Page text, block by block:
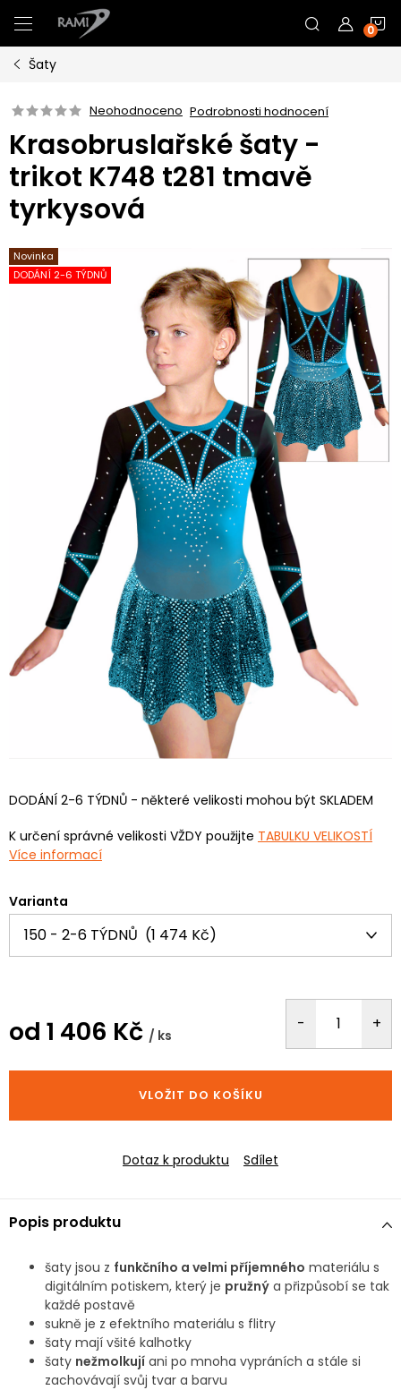
na
obsah
Šaty
Neohodnoceno Podrobnosti hodnocení
Krasobruslařské šaty -
trikot K748 t281 tmavě
tyrkysová
Novinka
DODÁNÍ 2-6 TÝDNŮ
DODÁNÍ 2-6 TÝDNŮ - některé velikosti mohou být SKLADEM
K určení správné velikosti VŽDY použijte TABULKU VELIKOSTÍ
Více informací
Varianta
od 1 406 Kč / ks
cena:
VLOŽIT DO KOŠÍKU
Dotaz k produktu Sdílet
Popis produktu
šaty jsou z funkčního a velmi příjemného materiálu s
digitálním potiskem, který je pružný a přizpůsobí se tak
každé postavě
sukně je z efektního materiálu s flitry
šaty mají všité kalhotky
šaty nežmolkují ani po mnoha vypráních a stále si
zachovávají svůj tvar a barvu